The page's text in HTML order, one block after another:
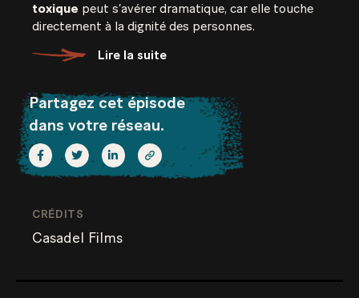
toxique peut s’avérer dramatique, car elle touche
directement à la dignité des personnes.
Lire la suite
Partagez cet épisode
dans votre réseau.
CRÉDITS
Casadel Films